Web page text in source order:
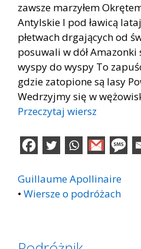
zawsze marzyłem
Antylskie I pod ławicą
płetwach drgających od
posuwali w dół
wyspy do wyspy To
gdzie zatopione są lasy
Wedrzyjmy się w
Przeczytaj wiersz
Guillaume Apollinaire
• Wiersze o podróżach